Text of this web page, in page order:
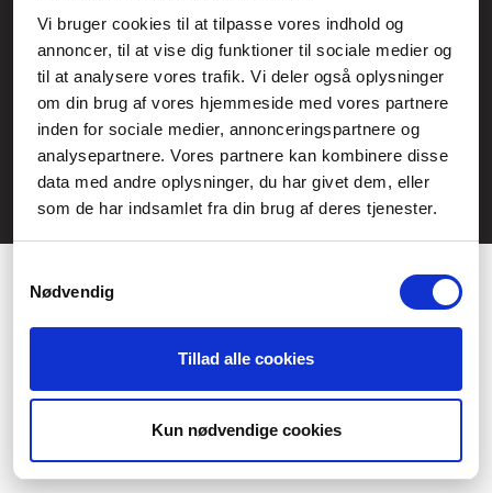
Vi bruger cookies til at tilpasse vores indhold og
annoncer, til at vise dig funktioner til sociale medier og
til at analysere vores trafik. Vi deler også oplysninger
om din brug af vores hjemmeside med vores partnere
inden for sociale medier, annonceringspartnere og
analysepartnere. Vores partnere kan kombinere disse
data med andre oplysninger, du har givet dem, eller
som de har indsamlet fra din brug af deres tjenester.
Nødvendig
Tillad alle cookies
Kun nødvendige cookies
Service- och reklamationsavdelningen:
service@fcomputer.se
Webbplatskarta
Kundcenter
3 veckors returrätt
Ångra köp
Skapa klagomål
Datasäkerhet/cookies